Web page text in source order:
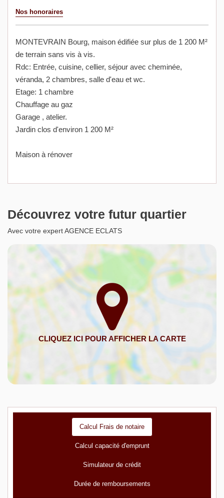
Nos honoraires
MONTEVRAIN Bourg, maison édifiée sur plus de 1 200 M²
de terrain sans vis à vis.
Rdc: Entrée, cuisine, cellier, séjour avec cheminée,
véranda, 2 chambres, salle d'eau et wc.
Etage: 1 chambre
Chauffage au gaz
Garage , atelier.
Jardin clos d'environ 1 200 M²
Maison à rénover
Découvrez votre futur quartier
Avec votre expert AGENCE ECLATS
Calcul Frais de notaire
Calcul capacité d'emprunt
Simulateur de crédit
Durée de remboursements